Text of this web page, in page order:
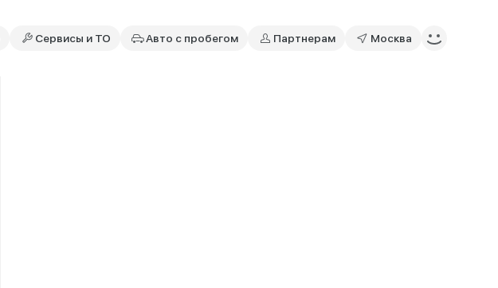
Сервисы и ТО Авто с пробегом Партнерам Москва